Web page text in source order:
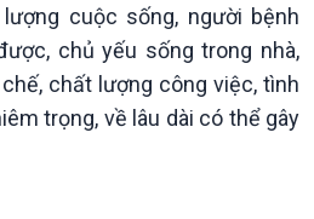
Bình luận
10 phút Sự kiện - Luận bàn
Câu chuyện thời sự
Dòng chảy sự kiện
Đối thoại
cuộc sống, người bệnh
chủ yếu sống trong nhà,
chất lượng công việc, tình
trọng, về lâu dài có thể gây